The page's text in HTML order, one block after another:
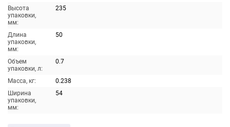
Высота
упаковки,
мм:
235
Длина
упаковки,
мм:
50
Объем
упаковки, л:
0.7
Масса, кг:
0.238
Ширина
упаковки,
мм:
54